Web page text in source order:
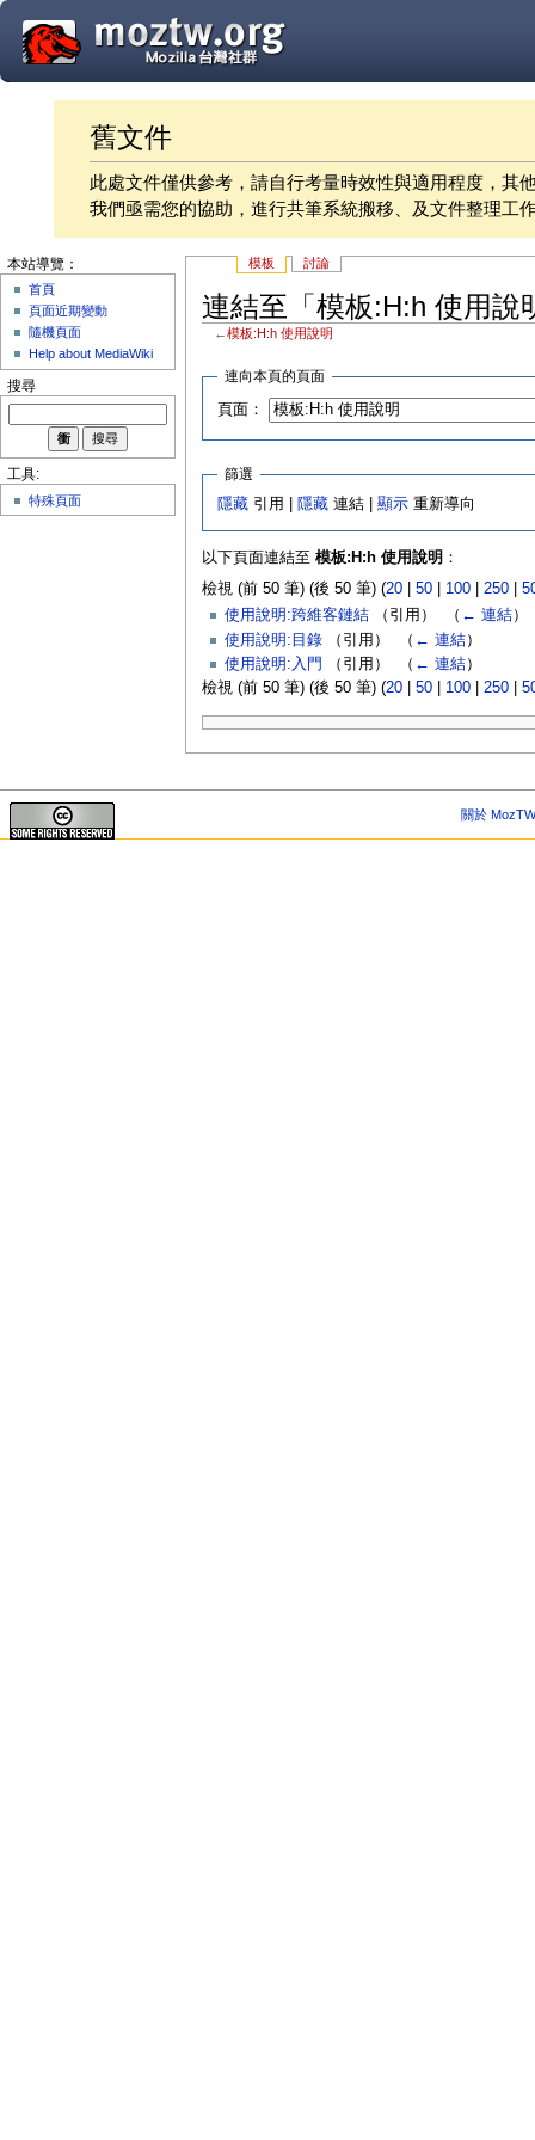
舊文件
此處文件僅供參考，請自行考量時效性與適用程度，其
我們亟需您的協助，進行共筆系統搬移、及文件整理工
模板 討論
連結至「模板:H:h 使用說
←模板:H:h 使用說明
連向本頁的頁面
頁面：
篩選
隱藏 引用 | 隱藏 連結 |顯示 重新導向
以下頁面連結至 模板:H:h 使用說明 ：
檢視 (前 50 筆) (後 50 筆) (20| 50| 100| 250|
使用說明:跨維客鏈結（引用） ‎ （ ← 連結）
使用說明:目錄（引用） ‎ （ ← 連結）
使用說明:入門
（引用） ‎ （ ← 連結）
檢視 (前 50 筆) (後 50 筆) (20| 50| 100| 250|
本站導覽：
首頁
頁面近期變動
隨機頁面
Help about MediaWiki
搜尋
工具:
特殊頁面
關於